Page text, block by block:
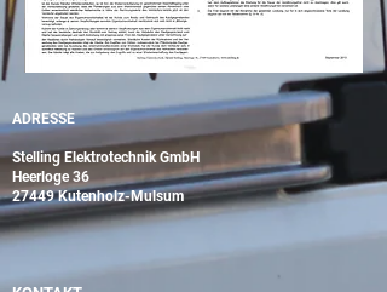
ADRESSE
Stelling Elektrotechnik GmbH
Heerloge 36
27449 Kutenholz-Mulsum